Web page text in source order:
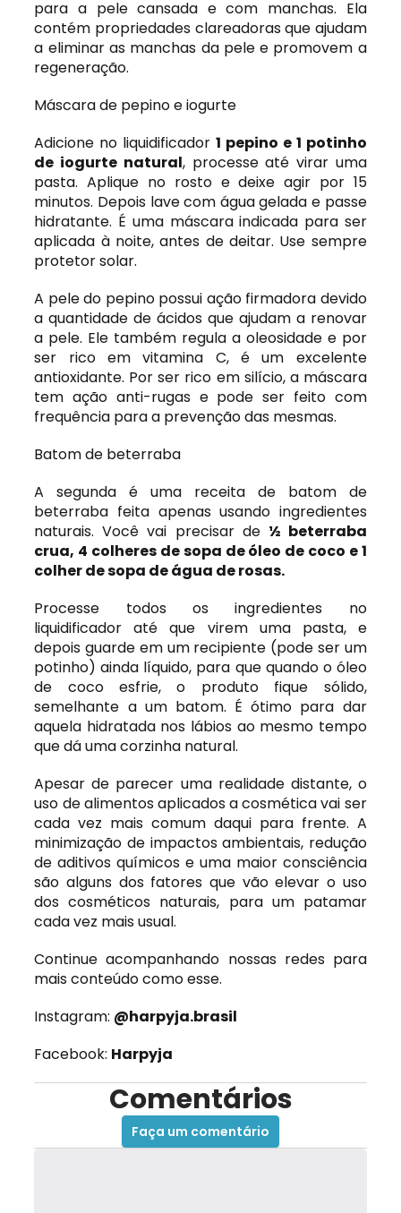
para a pele cansada e com manchas. Ela
contém propriedades clareadoras que ajudam
a eliminar as manchas da pele e promovem a
regeneração.
Máscara de pepino e iogurte
Adicione no liquidificador1 pepino e 1 potinho
de iogurte natural, processe até virar uma
pasta. Aplique no rosto e deixe agir por 15
minutos. Depois lave com água gelada e passe
hidratante. É uma máscara indicada para ser
aplicada à noite, antes de deitar. Use sempre
protetor solar.
A pele do pepino possui ação firmadora devido
a quantidade de ácidos que ajudam a renovar
a pele. Ele também regula a oleosidade e por
ser rico em vitamina C, é um excelente
antioxidante. Por ser rico em silício, a máscara
tem ação anti-rugas e pode ser feito com
frequência para a prevenção das mesmas.
Batom de beterraba
A segunda é uma receita de batom de
beterraba feita apenas usando ingredientes
naturais. Você vai precisar de ½ beterraba
crua, 4 colheres de sopa de óleo de coco e 1
colher de sopa de água de rosas.
Processe todos os ingredientes no
liquidificador até que virem uma pasta, e
depois guarde em um recipiente (pode ser um
potinho) ainda líquido, para que quando o óleo
de coco esfrie, o produto fique sólido,
semelhante a um batom. É ótimo para dar
aquela hidratada nos lábios ao mesmo tempo
que dá uma corzinha natural.
Apesar de parecer uma realidade distante, o
uso de alimentos aplicados a cosmética vai ser
cada vez mais comum daqui para frente. A
minimização de impactos ambientais, redução
de aditivos químicos e uma maior consciência
são alguns dos fatores que vão elevar o uso
dos cosméticos naturais, para um patamar
cada vez mais usual.
Continue acompanhando nossas redes para
mais conteúdo como esse.
Instagram: @harpyja.brasil
Facebook: Harpyja
Comentários
Faça um comentário